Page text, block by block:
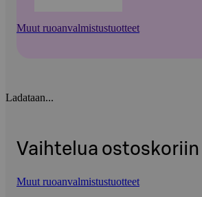
Muut ruoanvalmistustuotteet
Ladataan...
Vaihtelua ostoskoriin
Muut ruoanvalmistustuotteet